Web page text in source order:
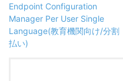
Endpoint Configuration
Manager Per User Single
Language(教育機関向け/分割
払い)